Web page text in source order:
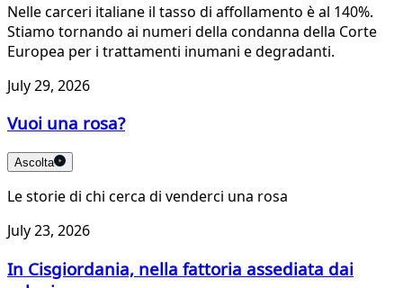
Nelle carceri italiane il tasso di affollamento è al 140%.
Stiamo tornando ai numeri della condanna della Corte
Europea per i trattamenti inumani e degradanti.
July 29, 2026
Vuoi una rosa?
Ascolta
Le storie di chi cerca di venderci una rosa
July 23, 2026
In Cisgiordania, nella fattoria assediata dai